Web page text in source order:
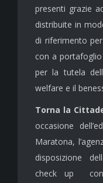
presenti grazie
distribuite in
di riferimento
con a
per la tutela
welfare e il
Torna la
occasione
Maratona,
disposizione
check up con